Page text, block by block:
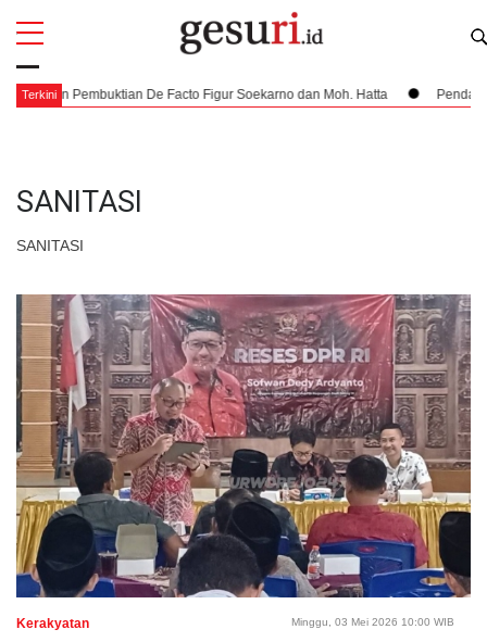
Terkini
Pembuktian De Facto Figur Soekarno dan Moh. Hatta Pendaratan yang
SANITASI
SANITASI
All
Kerakyatan Minggu, 03 Mei 2026 10:00 WIB